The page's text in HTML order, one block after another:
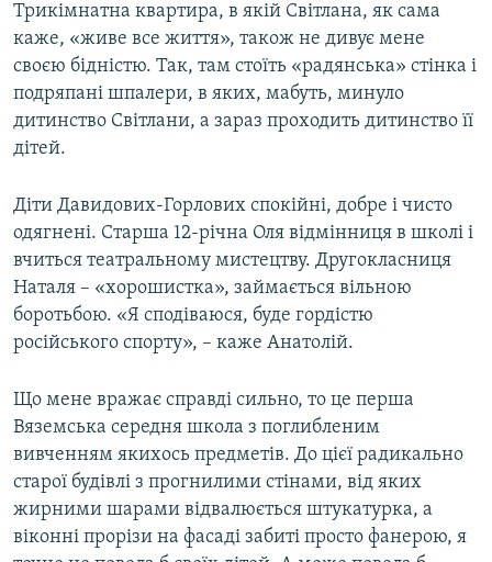
Трикімнатна квартира, в якій Світлана, як сама
каже, «живе все життя», також не дивує мене
своєю бідністю. Так, там стоїть «радянська» стінка і
подряпані шпалери, в яких, мабуть, минуло
дитинство Світлани, а зараз проходить дитинство її
дітей.
Діти Давидових-Горлових спокійні, добре і чисто
одягнені. Старша 12-річна Оля відмінниця в школі і
вчиться театральному мистецтву. Другокласниця
Наталя – «хорошистка», займається вільною
боротьбою. «Я сподіваюся, буде гордістю
російського спорту», –​ каже Анатолій.
Що мене вражає справді сильно, то це перша
Вяземська середня школа з поглибленим
вивченням якихось предметів. До цієї радикально
старої будівлі з прогнилими стінами, від яких
жирними шарами відвалюється штукатурка, а
віконні прорізи на фасаді забиті просто фанерою, я